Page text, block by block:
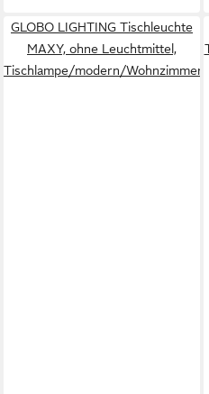
GLOBO LIGHTING Tischleuchte
MAXY, ohne Leuchtmittel,
Tischlampe/modern/Wohnzimmer/